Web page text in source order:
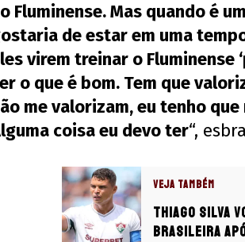
Fluminense. Mas quando é
de estar em uma
virem treinar o Fluminense
o que é bom. Tem que
me valorizam, eu tenho
coisa eu devo ter“,
VEJA TAMBÉM
Thiago Silva
Brasileira